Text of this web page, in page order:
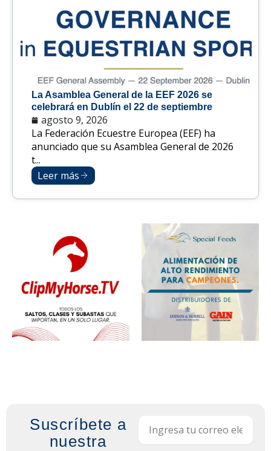
La Asamblea General de la EEF 2026 se
celebrará en Dublín el 22 de septiembre
agosto 9, 2026
La Federación Ecuestre Europea (EEF) ha
anunciado que su Asamblea General de 2026
t...
Leer más
Suscríbete a
nuestra